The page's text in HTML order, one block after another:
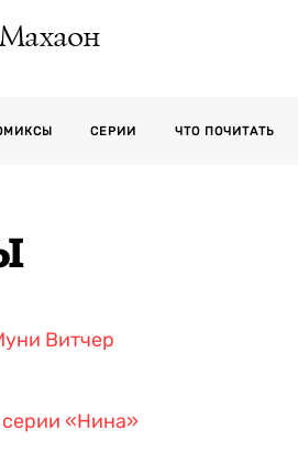
СЕРИИ ЧТО ПОЧИТАТЬ
Витчер
«Нина»